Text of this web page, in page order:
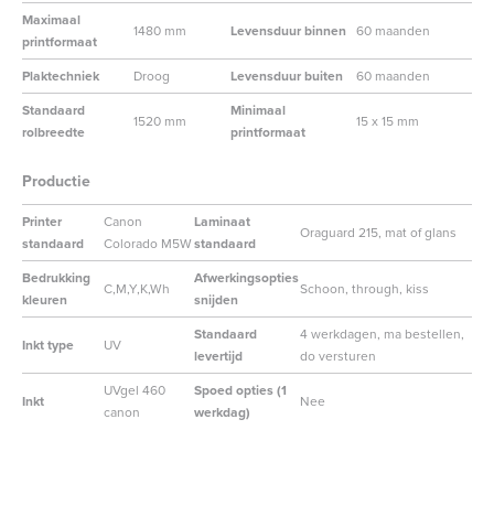
Maximaal
printformaat
1480 mm Levensduur binnen 60 maanden
Plaktechniek Droog Levensduur buiten
60 maanden
Standaard
rolbreedte
1520 mm
Minimaal
printformaat
15 x 15 mm
Productie
Printer
standaard
Canon
Colorado M5W
Laminaat
standaard
Oraguard 215, mat of glans
Bedrukking
kleuren
C,M,Y,K,Wh
Afwerkingsopties
snijden
Schoon, through, kiss
Inkt type UV
Standaard
levertijd
4 werkdagen, ma bestellen,
do versturen
Inkt
UVgel 460
canon
Spoed opties (1
werkdag)
Nee